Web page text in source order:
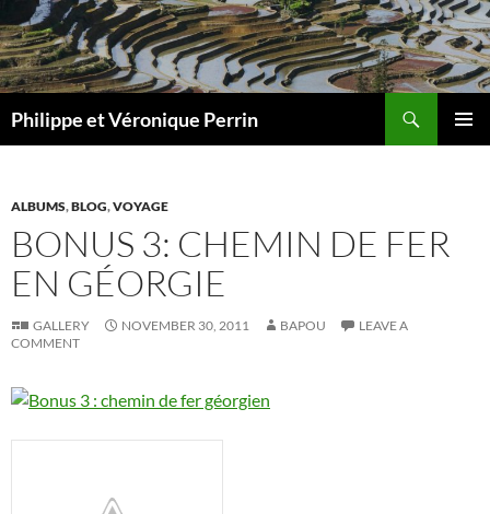
to
content
Philippe et Véronique Perrin
ALBUMS,BLOG,VOYAGE
BONUS 3: CHEMIN DE FER
EN GÉORGIE
GALLERY NOVEMBER 30, 2011 BAPOU
LEAVE A
COMMENT